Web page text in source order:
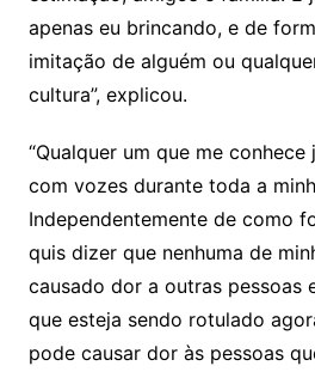
apenas eu brincando, e de
imitação de alguém ou
cultura”, explicou.
“Qualquer um que me
com vozes durante toda a
Independentemente de como
quis dizer que nenhuma de
causado dor a outras pessoas
que esteja sendo rotulado
pode causar dor às pessoas